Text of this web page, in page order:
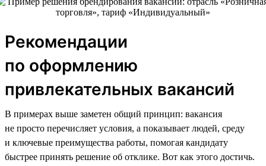
Рекомендации
по оформлению
привлекательных вакансий
В примерах выше заметен общий принцип: вакансия
не просто перечисляет условия, а показывает людей, среду
и ключевые преимущества работы, помогая кандидату
быстрее принять решение об отклике. Вот как этого достичь.